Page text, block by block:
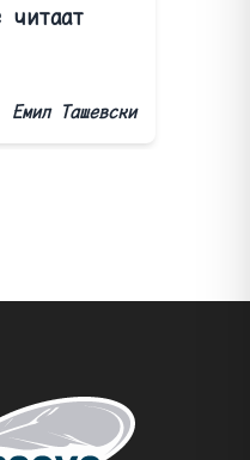
читаат
Емил Ташевски